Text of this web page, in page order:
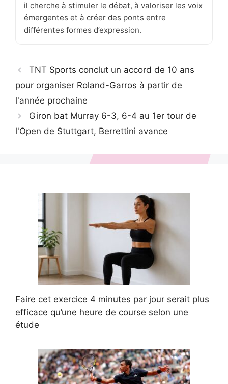
il cherche à stimuler le débat, à valoriser les voix
émergentes et à créer des ponts entre
différentes formes d’expression.
TNT Sports conclut un accord de 10 ans
pour organiser Roland-Garros à partir de
l'année prochaine
Giron bat Murray 6-3, 6-4 au 1er tour de
l'Open de Stuttgart, Berrettini avance
Faire cet exercice 4 minutes par jour serait plus
efficace qu’une heure de course selon une
étude